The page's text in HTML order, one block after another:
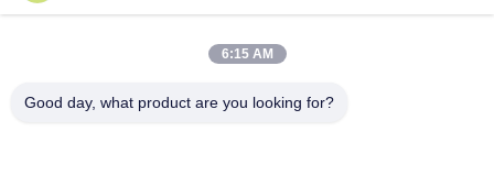
বি 2 বি ক্রেতাদের জন্য বৈদ্যুতিক মোটরসাইকেল রিলে সংযোগকারী ক্রিস 100 ভাল
6:15 AM
Good day, what product are you looking for?